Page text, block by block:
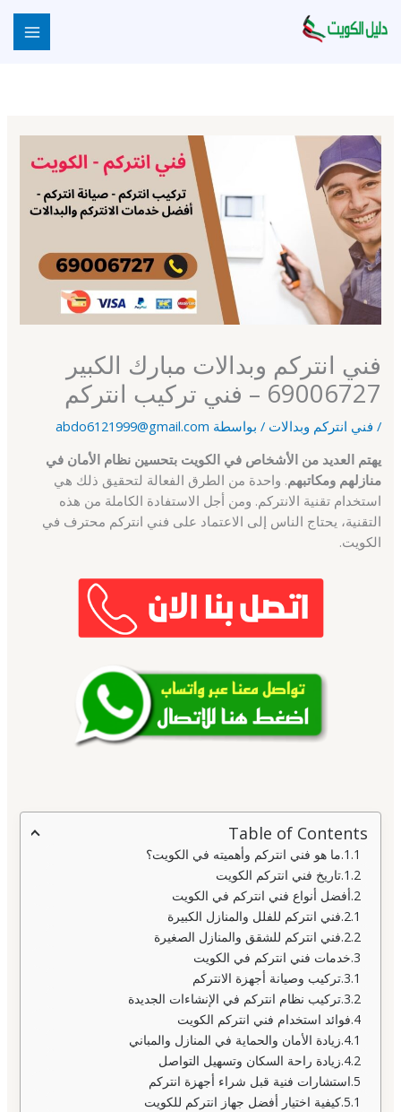
إلى
فني انتركم وبدالات مبارك الكبير
69006727 – فني تركيب انتركم
/ فني انتركم وبدالات / بواسطة abdo6121999@gmail.com
يهتم العديد من الأشخاص في الكويت بتحسين نظام الأمان في
منازلهم ومكاتبهم. واحدة من الطرق الفعالة لتحقيق ذلك هي
استخدام تقنية الانتركم. ومن أجل الاستفادة الكاملة من هذه
التقنية، يحتاج الناس إلى الاعتماد على فني انتركم محترف في
الكويت.
Table of Contents
ما هو فني انتركم وأهميته في الكويت؟
تاريخ فني انتركم الكويت
أفضل أنواع فني انتركم في الكويت
فني انتركم للفلل والمنازل الكبيرة
فني انتركم للشقق والمنازل الصغيرة
خدمات فني انتركم في الكويت
تركيب وصيانة أجهزة الانتركم
تركيب نظام انتركم في الإنشاءات الجديدة
فوائد استخدام فني انتركم الكويت
زيادة الأمان والحماية في المنازل والمباني
زيادة راحة السكان وتسهيل التواصل
استشارات فنية قبل شراء أجهزة انتركم
كيفية اختيار أفضل جهاز انتركم للكويت